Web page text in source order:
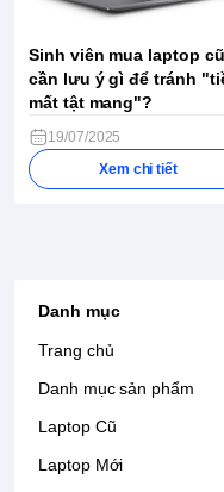
Sinh viên mua laptop cũ
cần lưu ý gì để tránh
mất tật mang"?
19/07/2025
Xem chi tiết
Danh mục
Trang chủ
Danh mục sản phẩm
Laptop Cũ
Laptop Mới